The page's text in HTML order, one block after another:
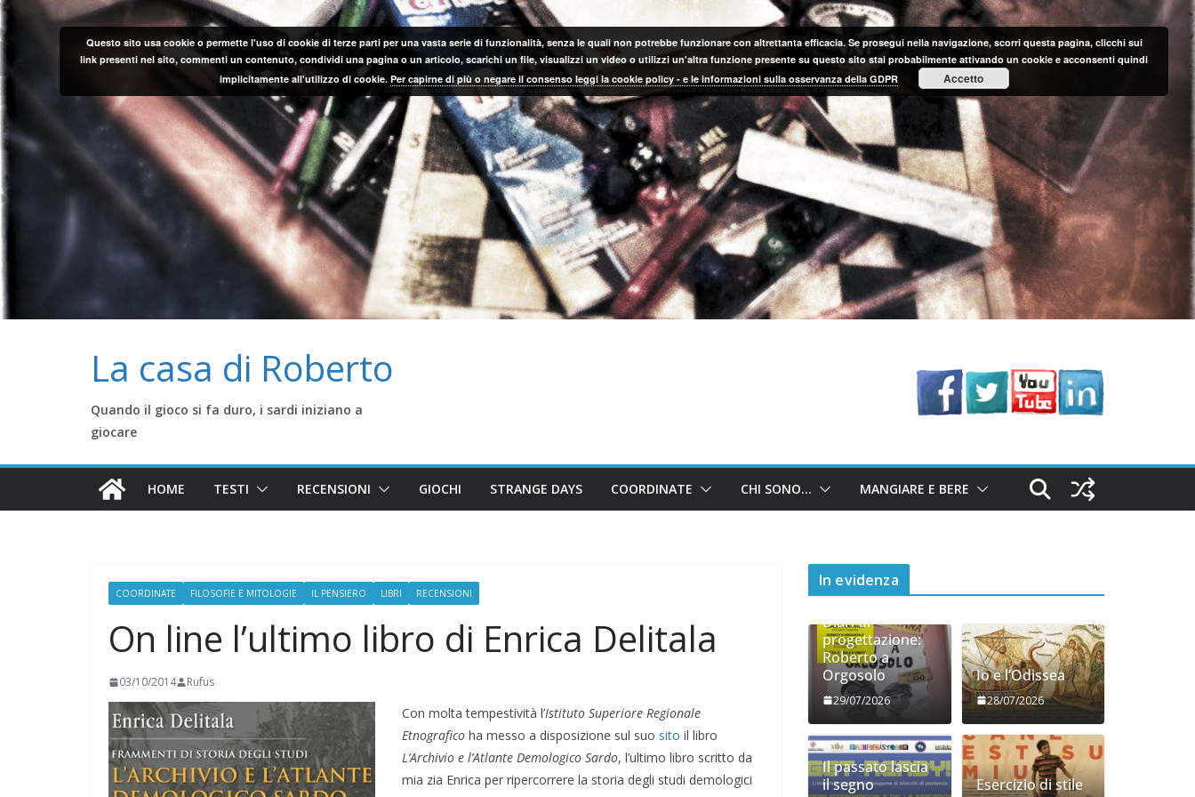
Salta
al
La casa di Roberto
Quando il gioco si fa duro, i sardi iniziano a
giocare
HOME TESTI RECENSIONI GIOCHI STRANGE DAYS COORDINATE CHI SONO… MANGIARE E BERE
COORDINATE FILOSOFIE E MITOLOGIE IL PENSIERO LIBRI RECENSIONI
On line l’ultimo libro di Enrica Delitala
03/10/2014 Rufus
Con molta tempestività l’Istituto Superiore Regionale
Etnografico ha messo a disposizione sul suo sito il libro
L’Archivio e l’Atlante Demologico Sardo, l’ultimo libro scritto da
mia zia Enrica per ripercorrere la storia degli studi demologici
In evidenza
Diari di
progettazione:
Roberto a
Orgosolo
29/07/2026
Io e l’Odissea
28/07/2026
Il passato lascia
il segno
Esercizio di stile
Questo sito usa cookie o permette l'uso di cookie di terze parti per una vasta serie di funzionalità, senza le quali non potrebbe funzionare con altrettanta efficacia. Se prosegui nella navigazione, scorri questa pagina, clicchi sui
link presenti nel sito, commenti un contenuto, condividi una pagina o un articolo, scarichi un file, visualizzi un video o utilizzi un'altra funzione presente su questo sito stai probabilmente attivando un cookie e acconsenti quindi
implicitamente all'utilizzo di cookie. Per capirne di più o negare il consenso leggi la cookie policy - e le informazioni sulla osservanza della GDPR Accetto